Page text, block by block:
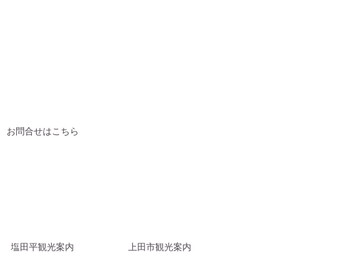
お問合せはこちら
塩田平観光案内 上田市観光案内